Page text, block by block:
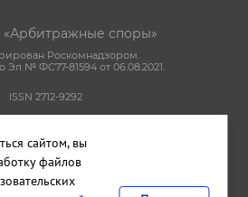
споры»
Роскомнадзором.
Эл № ФС77-81594 от 06.08.2021.
ISSN 2712-9292
соглашение
материалов сайта
сайтом, вы
файлов